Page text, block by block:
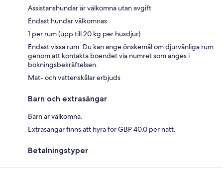
Assistanshundar är välkomna utan avgift
Endast hundar välkomnas
1 per rum (upp till 20 kg per husdjur)
Endast vissa rum. Du kan ange önskemål om djurvänliga rum
genom att kontakta boendet via numret som anges i
bokningsbekräftelsen.
Mat- och vattenskålar erbjuds
Barn och extrasängar
Barn är välkomna.
Extrasängar finns att hyra för GBP 40.0 per natt.
Betalningstyper